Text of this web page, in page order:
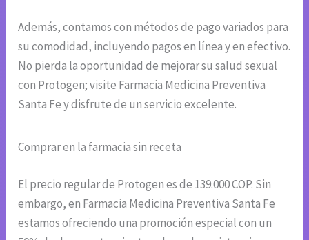
Además, contamos con métodos de pago variados para
su comodidad, incluyendo pagos en línea y en efectivo.
No pierda la oportunidad de mejorar su salud sexual
con Protogen; visite Farmacia Medicina Preventiva
Santa Fe y disfrute de un servicio excelente.
Comprar en la farmacia sin receta
El precio regular de Protogen es de 139.000 COP. Sin
embargo, en Farmacia Medicina Preventiva Santa Fe
estamos ofreciendo una promoción especial con un